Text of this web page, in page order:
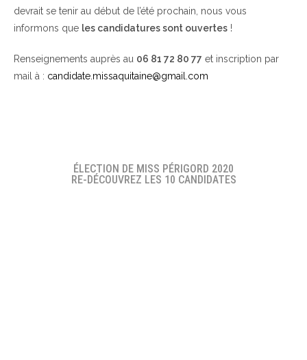
devrait se tenir au début de l’été prochain, nous vous
informons que les candidatures sont ouvertes !
Renseignements auprès au 06 81 72 80 77 et inscription par
mail à : candidate.missaquitaine@gmail.com
ÉLECTION DE MISS PÉRIGORD 2020
RE-DÉCOUVREZ LES 10 CANDIDATES